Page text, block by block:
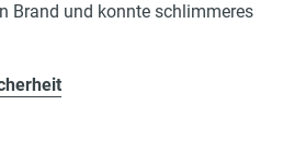
Brand und konnte schlimmeres